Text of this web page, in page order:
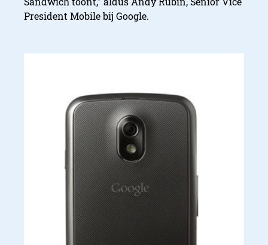
President Mobile bij Google.